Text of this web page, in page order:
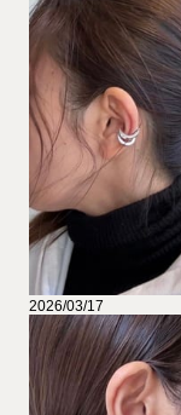
2026/03/17